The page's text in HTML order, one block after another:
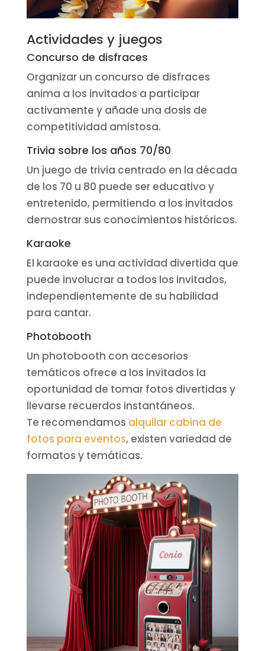
Actividades y juegos
Concurso de disfraces
Organizar un concurso de disfraces
anima a los invitados a participar
activamente y añade una dosis de
competitividad amistosa.
Trivia sobre los años 70/80
Un juego de trivia centrado en la década
de los 70 u 80 puede ser educativo y
entretenido, permitiendo a los invitados
demostrar sus conocimientos históricos.
Karaoke
El karaoke es una actividad divertida que
puede involucrar a todos los invitados,
independientemente de su habilidad
para cantar.
Photobooth
Un photobooth con accesorios
temáticos ofrece a los invitados la
oportunidad de tomar fotos divertidas y
llevarse recuerdos instantáneos.
Te recomendamos alquilar cabina de
fotos para eventos, existen variedad de
formatos y temáticas.